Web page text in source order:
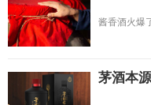
酱香酒火爆
茅酒本